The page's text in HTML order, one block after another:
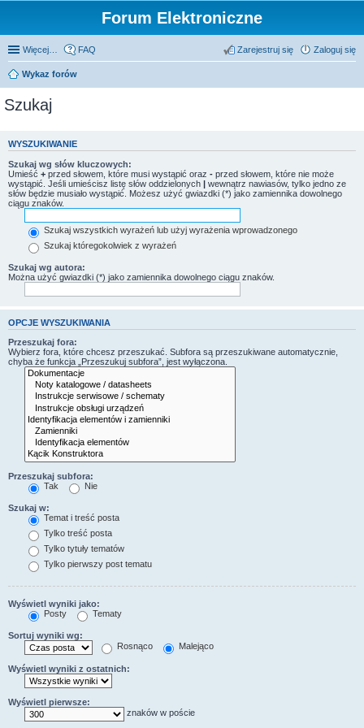
Forum Elektroniczne
Więcej… FAQ Zaloguj się
Zarejestruj się
Wykaz forów
Szukaj
WYSZUKIWANIE
Szukaj wg słów kluczowych:
Umieść + przed słowem, które musi wystąpić oraz - przed słowem, które nie może
wystąpić. Jeśli umieścisz listę słów oddzielonych | wewnątrz nawiasów, tylko jedno ze
słów będzie musiało wystąpić. Możesz użyć gwiazdki (*) jako zamiennika dowolnego
ciągu znaków.
Szukaj wszystkich wyrażeń lub użyj wyrażenia wprowadzonego
Szukaj któregokolwiek z wyrażeń
Szukaj wg autora:
Można użyć gwiazdki (*) jako zamiennika dowolnego ciągu znaków.
OPCJE WYSZUKIWANIA
Przeszukaj fora:
Wybierz fora, które chcesz przeszukać. Subfora są przeszukiwane automatycznie,
chyba że funkcja „Przeszukuj subfora”, jest wyłączona.
Przeszukaj subfora:
Tak
Nie
Szukaj w:
Temat i treść posta
Tylko treść posta
Tylko tytuły tematów
Tylko pierwszy post tematu
Wyświetl wyniki jako:
Posty
Tematy
Sortuj wyniki wg:
Rosnąco
Malejąco
Wyświetl wyniki z ostatnich:
Wyświetl pierwsze:
znaków w poście